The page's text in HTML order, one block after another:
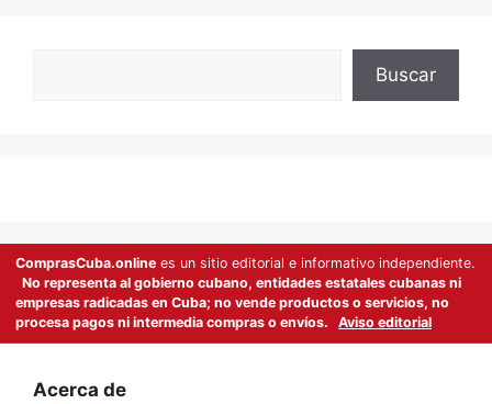
Buscar
ComprasCuba.online es un sitio editorial e informativo independiente.
No representa al gobierno cubano, entidades estatales cubanas ni
empresas radicadas en Cuba; no vende productos o servicios, no
procesa pagos ni intermedia compras o envíos.
Aviso editorial
Acerca de